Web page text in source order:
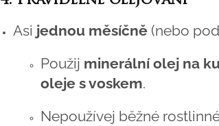
Asi jednou měsíčně (nebo
Použij minerální olej na
oleje s voskem.
Nepoužívej běžné